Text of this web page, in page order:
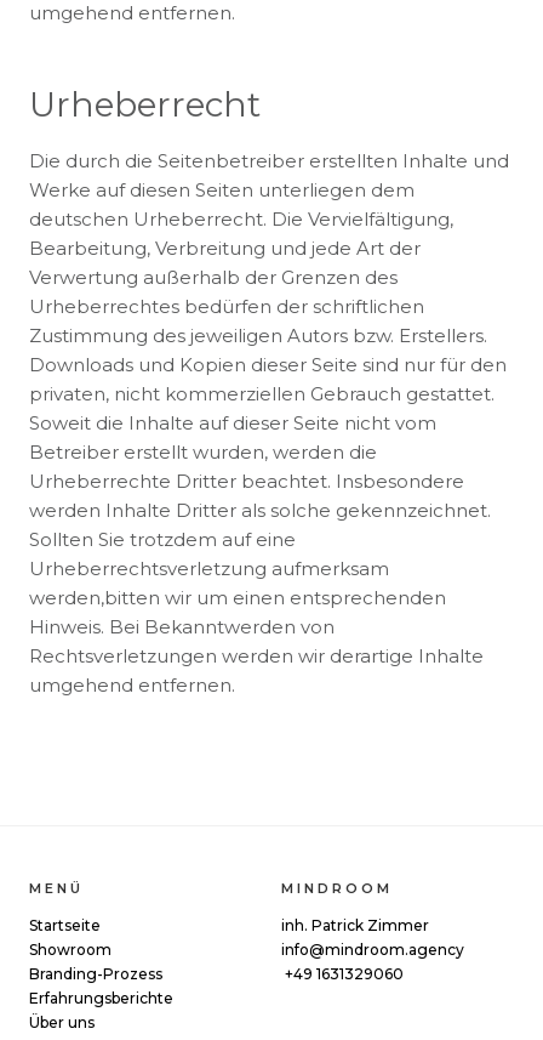
umgehend entfernen.
Urheberrecht
Die durch die Seitenbetreiber erstellten Inhalte und
Werke auf diesen Seiten unterliegen dem
deutschen Urheberrecht. Die Vervielfältigung,
Bearbeitung, Verbreitung und jede Art der
Verwertung außerhalb der Grenzen des
Urheberrechtes bedürfen der schriftlichen
Zustimmung des jeweiligen Autors bzw. Erstellers.
Downloads und Kopien dieser Seite sind nur für den
privaten, nicht kommerziellen Gebrauch gestattet.
Soweit die Inhalte auf dieser Seite nicht vom
Betreiber erstellt wurden, werden die
Urheberrechte Dritter beachtet. Insbesondere
werden Inhalte Dritter als solche gekennzeichnet.
Sollten Sie trotzdem auf eine
Urheberrechtsverletzung aufmerksam
werden,bitten wir um einen entsprechenden
Hinweis. Bei Bekanntwerden von
Rechtsverletzungen werden wir derartige Inhalte
umgehend entfernen.
MENÜ
Startseite
Showroom
Branding-Prozess
Erfahrungsberichte
Über uns
MINDROOM
inh. Patrick Zimmer
info@mindroom.agency
+49 1631329060